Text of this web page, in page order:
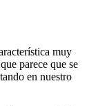
muy
parece que se
en nuestro